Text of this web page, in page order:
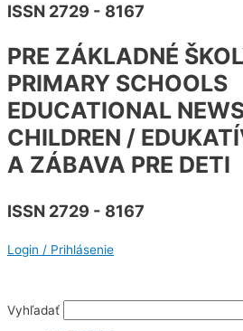
ISSN 2729 - 8167
PRE ZÁKLADNÉ
PRIMARY SCHOOLS
EDUCATIONAL
CHILDREN /
A ZÁBAVA PRE DETI
ISSN 2729 - 8167
Login / Prihlásenie
Vyhľadať